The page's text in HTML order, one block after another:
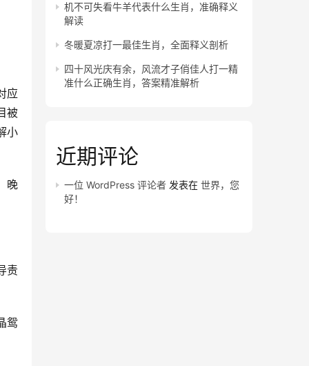
应
被
小
晚
责
鸳
机不可失看牛羊代表什么生肖，准确释义
解读
冬暖夏凉打一最佳生肖，全面释义剖析
四十风光庆有余，风流才子俏佳人打一精
准什么正确生肖，答案精准解析
近期评论
一位 WordPress 评论者 发表在 世界，您
好！